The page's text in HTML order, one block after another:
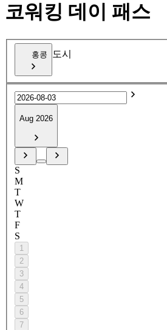
코워킹 데이 패스
홍콩 도시
Aug 2026
S
M
T
W
T
F
S
1
2
3
4
5
6
7